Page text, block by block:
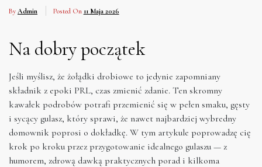
By Admin Posted On 11 Maja 2026
Na dobry początek
Jeśli myślisz, że żołądki drobiowe to jedynie zapomniany
składnik z epoki PRL, czas zmienić zdanie. Ten skromny
kawałek podrobów potrafi przemienić się w pełen smaku, gęsty
i sycący gulasz, który sprawi, że nawet najbardziej wybredny
domownik poprosi o dokładkę. W tym artykule poprowadzę cię
krok po kroku przez przygotowanie idealnego gulaszu — z
humorem, zdrową dawką praktycznych porad i kilkoma